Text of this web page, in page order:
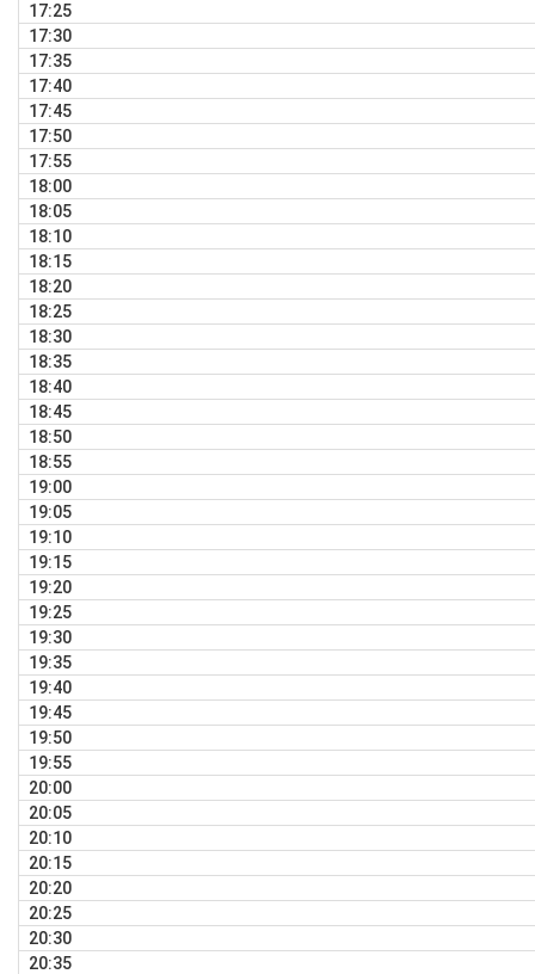
17:25
17:30
17:35
17:40
17:45
17:50
17:55
18:00
18:05
18:10
18:15
18:20
18:25
18:30
18:35
18:40
18:45
18:50
18:55
19:00
19:05
19:10
19:15
19:20
19:25
19:30
19:35
19:40
19:45
19:50
19:55
20:00
20:05
20:10
20:15
20:20
20:25
20:30
20:35